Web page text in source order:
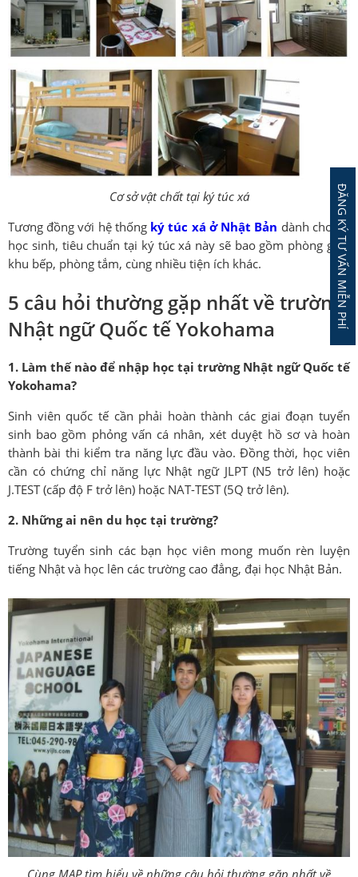
Cơ sở vật chất tại ký túc xá
Tương đồng với hệ thống ký túc xá ở Nhật Bản dành cho du
học sinh, tiêu chuẩn tại ký túc xá này sẽ bao gồm phòng giặt,
khu bếp, phòng tắm, cùng nhiều tiện ích khác.
5 câu hỏi thường gặp nhất về trường
Nhật ngữ Quốc tế Yokohama
1. Làm thế nào để nhập học tại trường Nhật ngữ Quốc tế
Yokohama?
Sinh viên quốc tế cần phải hoàn thành các giai đoạn tuyển
sinh bao gồm phỏng vấn cá nhân, xét duyệt hồ sơ và hoàn
thành bài thi kiểm tra năng lực đầu vào. Đồng thời, học viên
cần có chứng chỉ năng lực Nhật ngữ JLPT (N5 trở lên) hoặc
J.TEST (cấp độ F trở lên) hoặc NAT-TEST (5Q trở lên).
2. Những ai nên du học tại trường?
Trường tuyển sinh các bạn học viên mong muốn rèn luyện
tiếng Nhật và học lên các trường cao đẳng, đại học Nhật Bản.
Cùng MAP tìm hiểu về những câu hỏi thường gặp nhất về
ĐĂNG KÝ TƯ VẤN MIỄN PHÍ